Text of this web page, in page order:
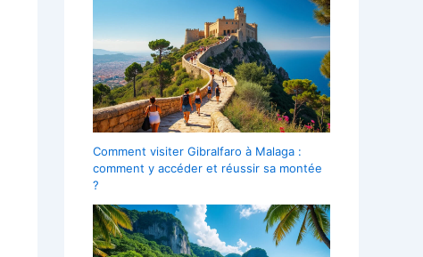
Comment visiter Gibralfaro à Malaga :
comment y accéder et réussir sa montée
?